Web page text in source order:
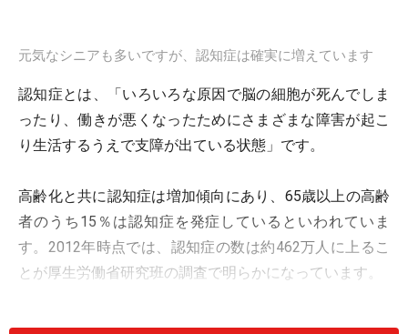
元気なシニアも多いですが、認知症は確実に増えています
認知症とは、「いろいろな原因で脳の細胞が死んでしま
ったり、働きが悪くなったためにさまざまな障害が起こ
り生活するうえで支障が出ている状態」です。
高齢化と共に認知症は増加傾向にあり、65歳以上の高齢
者のうち15％は認知症を発症しているといわれていま
す。2012年時点では、認知症の数は約462万人に上るこ
とが厚生労働省研究班の調査で明らかになっています。
認知症を引き起こす病気のうち、もっとも多いのは、脳